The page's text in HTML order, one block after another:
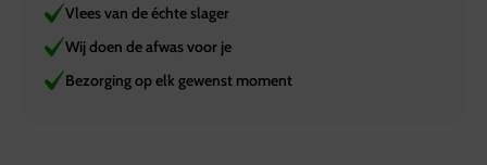
Vlees van de échte slager
Wij doen de afwas voor je
Bezorging op elk gewenst moment